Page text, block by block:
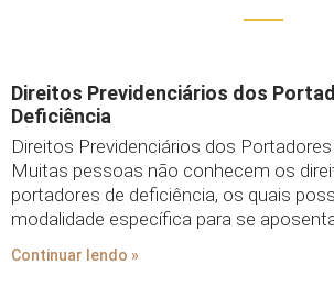
Direitos Previdenciários dos
Deficiência
Direitos Previdenciários dos
Muitas pessoas não conhecem os
portadores de deficiência, os quais
modalidade específica para se
Continuar lendo »